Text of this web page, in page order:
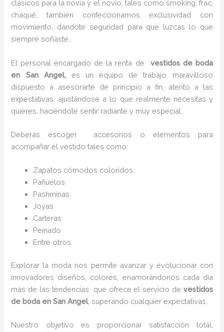
clásicos para la novia y el novio, tales como smoking, frac,
chaqué, también confeccionamos exclusividad con
movimiento, dándote seguridad para que luzcas lo que
siempre soñaste.
El personal encargado de la renta de vestidos de boda
en San Angel,es un equipo de trabajo maravilloso
dispuesto a asesorarte de principio a fin, atento a las
expectativas, ajustándose a lo que realmente necesitas y
quieres, haciéndote sentir radiante y muy especial.
Deberás escoger accesorios o elementos para
acompañar el vestido tales como:
Zapatos cómodos coloridos.
Pañuelos
Pashminas
Joyas
Carteras
Peinado
Entre otros.
Explorar la moda nos permite avanzar y evolucionar con
innovadores diseños, colores, enamorándonos cada día
más de las tendencias que ofrece el servicio de vestidos
de boda en San Angel, superando cualquier expectativas.
Nuestro objetivo es proporcionar satisfacción total,